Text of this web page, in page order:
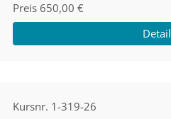
Preis 650,00 €
Kursnr. 1-319-26